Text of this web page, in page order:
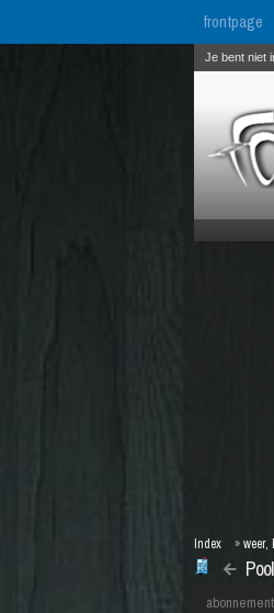
frontpage
Je bent niet
Index »
abonnement